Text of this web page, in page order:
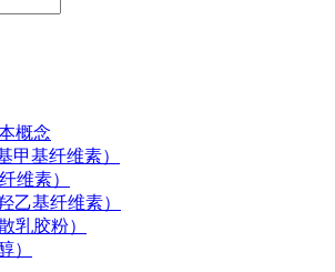
概念
甲基纤维素）
维素）
乙基纤维素）
乳胶粉）
）